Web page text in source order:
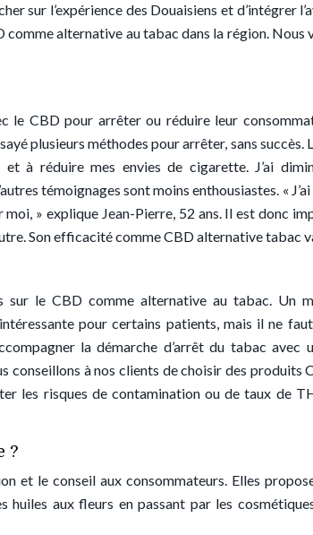
sur l’expérience des Douaisiens et d’intégrer
alternative au tabac dans la région. Nous
le CBD pour arrêter ou réduire leur
plusieurs méthodes pour arrêter, sans succès.
à réduire mes envies de cigarette. J’ai
témoignages sont moins enthousiastes. « J’ai
» explique Jean-Pierre, 52 ans. Il est donc
Son efficacité comme CBD alternative tabac
sur le CBD comme alternative au tabac. Un
pour certains patients, mais il ne
la démarche d’arrêt du tabac avec
conseillons à nos clients de choisir des produits
les risques de contamination ou de taux de
?
et le conseil aux consommateurs. Elles
aux fleurs en passant par les